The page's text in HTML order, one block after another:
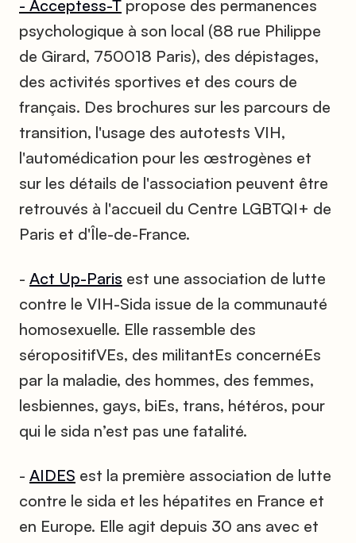
- Acceptess-T propose des permanences
psychologique à son local (88 rue Philippe
de Girard, 750018 Paris), des dépistages,
des activités sportives et des cours de
français. Des brochures sur les parcours de
transition, l'usage des autotests VIH,
l'automédication pour les œstrogènes et
sur les détails de l'association peuvent être
retrouvés à l'accueil du Centre LGBTQI+ de
Paris et d'Île-de-France.
- Act Up-Paris est une association de lutte
contre le VIH-Sida issue de la communauté
homosexuelle. Elle rassemble des
séropositifVEs, des militantEs concernéEs
par la maladie, des hommes, des femmes,
lesbiennes, gays, biEs, trans, hétéros, pour
qui le sida n’est pas une fatalité.
- AIDES est la première association de lutte
contre le sida et les hépatites en France et
en Europe. Elle agit depuis 30 ans avec et